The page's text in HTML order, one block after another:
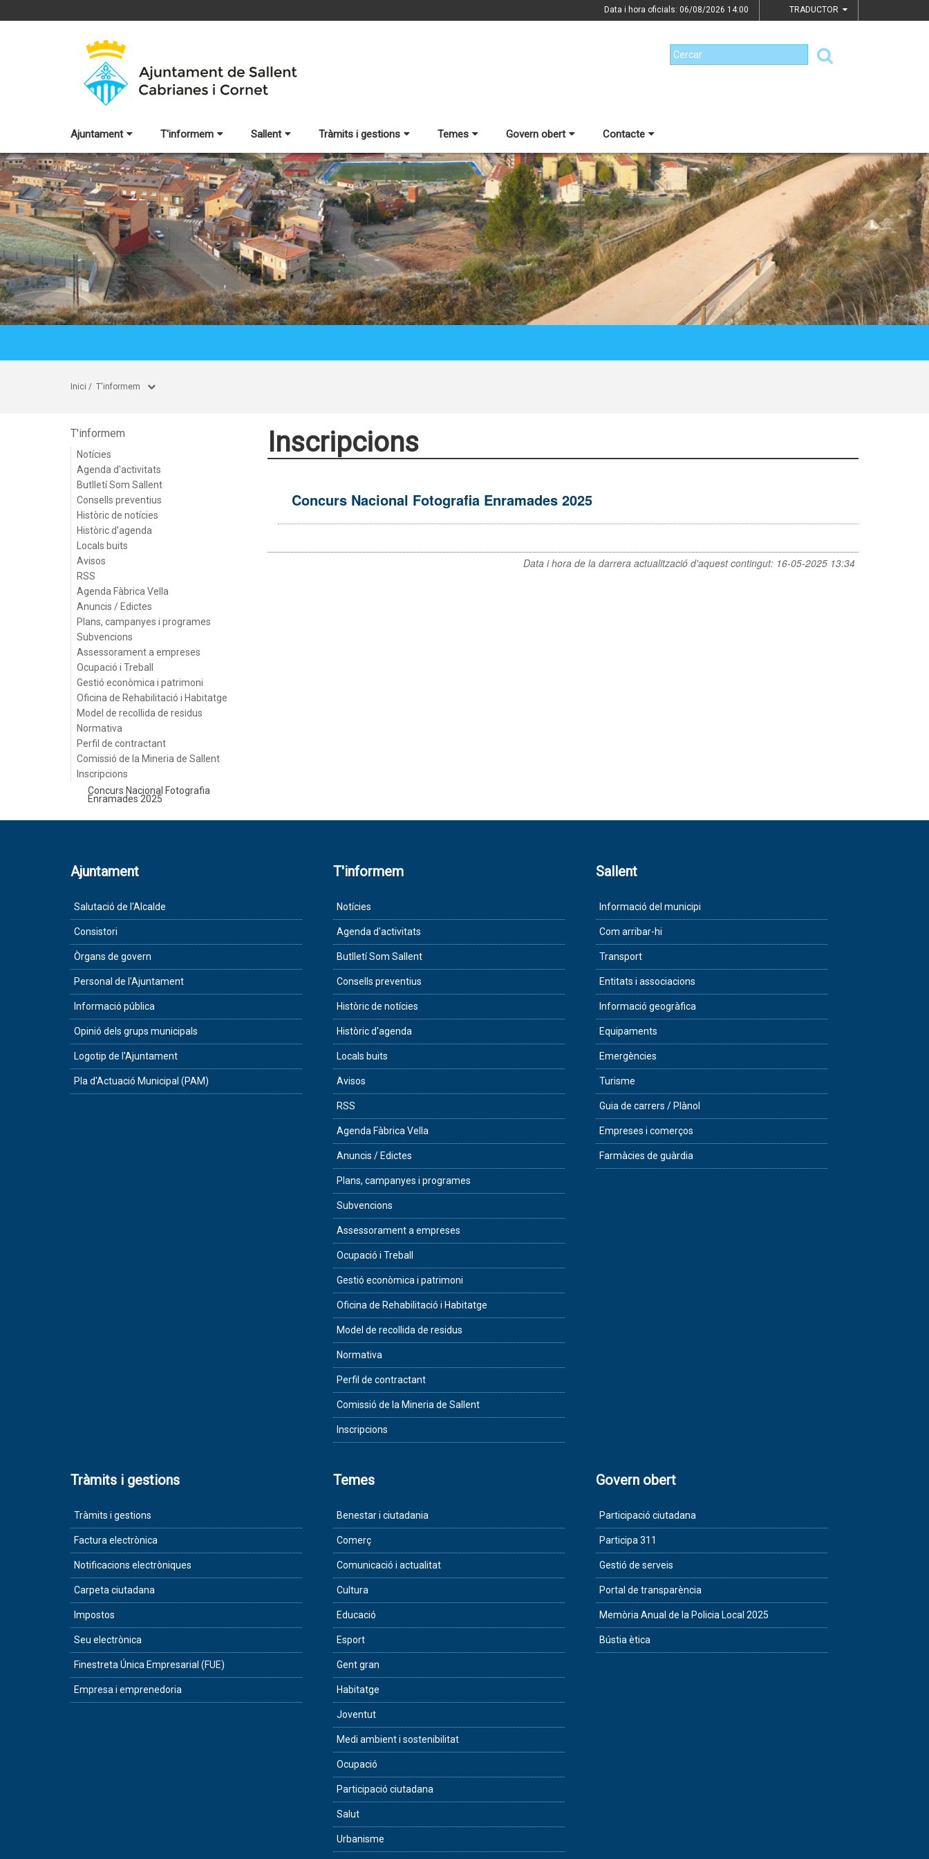
Data i hora oficials: 06/08/2026 14:00 TRADUCTOR
Ajuntament T'informem Sallent Tràmits i gestions Temes Govern obert Contacte
Inici / T'informem
T'informem
Notícies
Agenda d'activitats
Butlletí Som Sallent
Consells preventius
Històric de notícies
Històric d'agenda
Locals buits
Avisos
RSS
Agenda Fàbrica Vella
Anuncis / Edictes
Plans, campanyes i programes
Subvencions
Assessorament a empreses
Ocupació i Treball
Gestió econòmica i patrimoni
Oficina de Rehabilitació i Habitatge
Model de recollida de residus
Normativa
Perfil de contractant
Comissió de la Mineria de Sallent
Inscripcions
Concurs Nacional Fotografia
Enramades 2025
Inscripcions
Concurs Nacional Fotografia Enramades 2025
Data i hora de la darrera actualització d'aquest contingut: 16-05-2025 13:34
Ajuntament
Salutació de l'Alcalde
Consistori
Òrgans de govern
Personal de l'Ajuntament
Informació pública
Opinió dels grups municipals
Logotip de l'Ajuntament
Pla d'Actuació Municipal (PAM)
T'informem
Notícies
Agenda d'activitats
Butlletí Som Sallent
Consells preventius
Històric de notícies
Històric d'agenda
Locals buits
Avisos
RSS
Agenda Fàbrica Vella
Anuncis / Edictes
Plans, campanyes i programes
Subvencions
Assessorament a empreses
Ocupació i Treball
Gestió econòmica i patrimoni
Oficina de Rehabilitació i Habitatge
Model de recollida de residus
Normativa
Perfil de contractant
Comissió de la Mineria de Sallent
Inscripcions
Sallent
Informació del municipi
Com arribar-hi
Transport
Entitats i associacions
Informació geogràfica
Equipaments
Emergències
Turisme
Guia de carrers / Plànol
Empreses i comerços
Farmàcies de guàrdia
Tràmits i gestions
Tràmits i gestions
Factura electrònica
Notificacions electròniques
Carpeta ciutadana
Impostos
Seu electrònica
Finestreta Única Empresarial (FUE)
Empresa i emprenedoria
Temes
Benestar i ciutadania
Comerç
Comunicació i actualitat
Cultura
Educació
Esport
Gent gran
Habitatge
Joventut
Medi ambient i sostenibilitat
Ocupació
Participació ciutadana
Salut
Urbanisme
Govern obert
Participació ciutadana
Participa 311
Gestió de serveis
Portal de transparència
Memòria Anual de la Policia Local 2025
Bústia ètica